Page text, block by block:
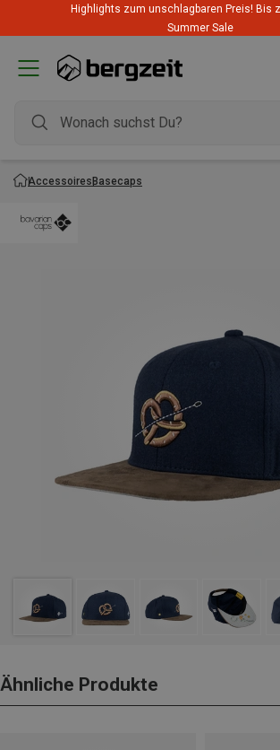
Highlights zum unschlagbaren Preis! Bis
Summer Sale
AccessoiresBasecaps
Ähnliche Produkte